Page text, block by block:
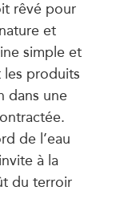
rêvé pour
et
simple et
les produits
dans une
de l’eau
à la
du terroir